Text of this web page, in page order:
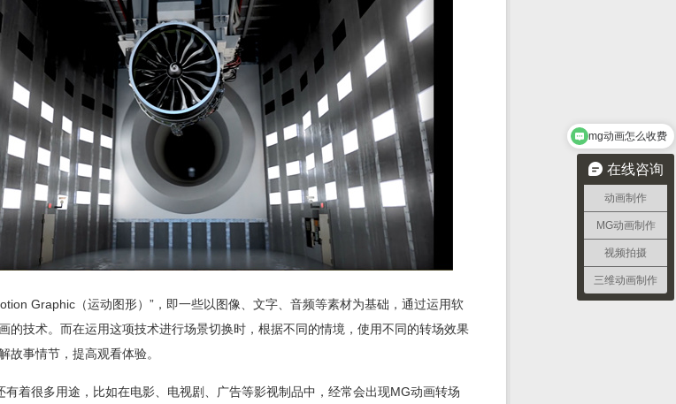
Graphic（运动图形）”，即一些以图像、文字、音频等素材为基础，通过运用软
的技术。而在运用这项技术进行场景切换时，根据不同的情境，使用不同的转场效果
故事情节，提高观看体验。
有着很多用途，比如在电影、电视剧、广告等影视制品中，经常会出现MG动画转场
在线咨询
动画制作
MG动画制作
视频拍摄
三维动画制作
mg动画怎么收费